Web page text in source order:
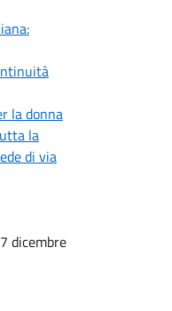
la donna
la
di via
dicembre